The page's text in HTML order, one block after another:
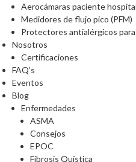
Aerocámaras paciente
Medidores de flujo pico (PFM)
Protectores antialérgicos
Nosotros
Certificaciones
FAQ’s
Eventos
Blog
Enfermedades
ASMA
Consejos
EPOC
Fibrosis Quística